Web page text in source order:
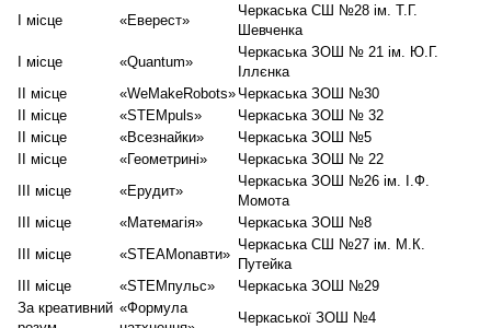
I місце «Еверест»
Черкаська СШ №28 ім. Т.Г.
Шевченка
I місце
«Quantum»
Черкаська ЗОШ № 21 ім. Ю.Г.
Іллєнка
II місце
«WeMakeRobots» Черкаська ЗОШ №30
II місце
«STEMpuls»
Черкаська ЗОШ № 32
II місце
«Всезнайки»
Черкаська ЗОШ №5
II місце
«Геометрині»
Черкаська ЗОШ № 22
III місце
«Ерудит»
Черкаська ЗОШ №26 ім. І.Ф.
Момота
III місце
«Матемагія»
Черкаська ЗОШ №8
III місце
«STEAMonавти»
Черкаська СШ №27 ім. М.К.
Путейка
III місце
«STEMпульс»
Черкаська ЗОШ №29
За креативний «Формула
Черкаської ЗОШ №4